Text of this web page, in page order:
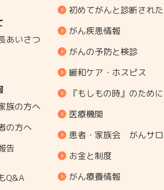
あいさつ
族の方へ
の方へ
告
Q&A
初めてがんと診断され
がん疾患情報
がんの予防と検診
緩和ケア・ホスピス
『もしもの時』のために
医療機関
患者・家族会 がんサ
お金と制度
がん療養情報